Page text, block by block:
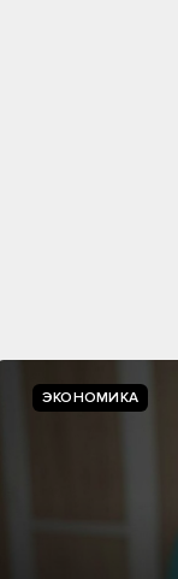
ЭКОНОМИКА